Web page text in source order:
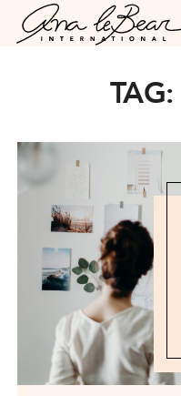
TAG: